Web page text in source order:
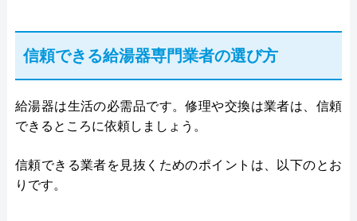
信頼できる給湯器専門業者の選び方
給湯器は生活の必需品です。修理や交換は業者は、信頼
できるところに依頼しましょう。
信頼できる業者を見抜くためのポイントは、以下のとお
りです。